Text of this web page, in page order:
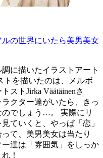
の世界にいたら美男美女
に描いたイラストアート
トを描いたのは、メルボ
ストJirka Väätäinenさ
クター達がいたら、きっ
でしょう…。 実際にリ
ていくと、やっぱ「恋」
て、美男美女は当たり
達は「雰囲気」をしっか
！